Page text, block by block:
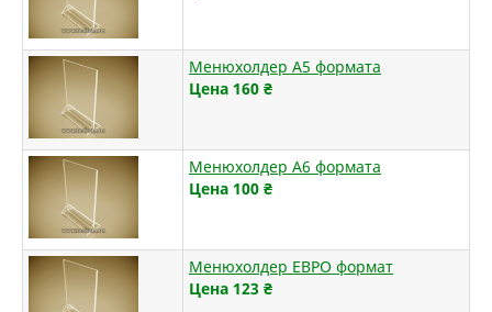
Менюхолдер А5 формата
Цена 160 ₴
Менюхолдер А6 формата
Цена 100 ₴
Менюхолдер ЕВРО формат
Цена 123 ₴